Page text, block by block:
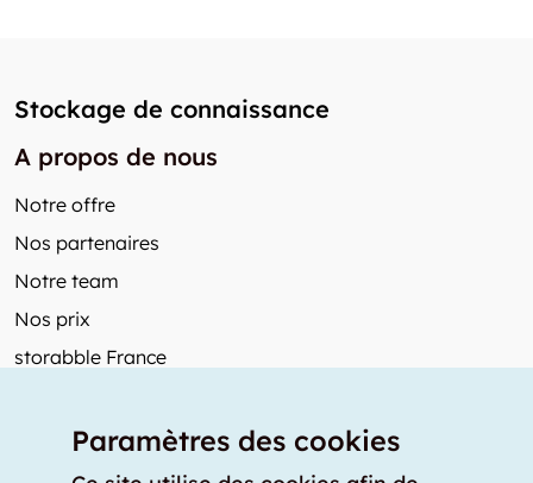
Stockage de connaissance
A propos de nous
Notre offre
Nos partenaires
Notre team
Nos prix
storabble France
Paramètres des cookies